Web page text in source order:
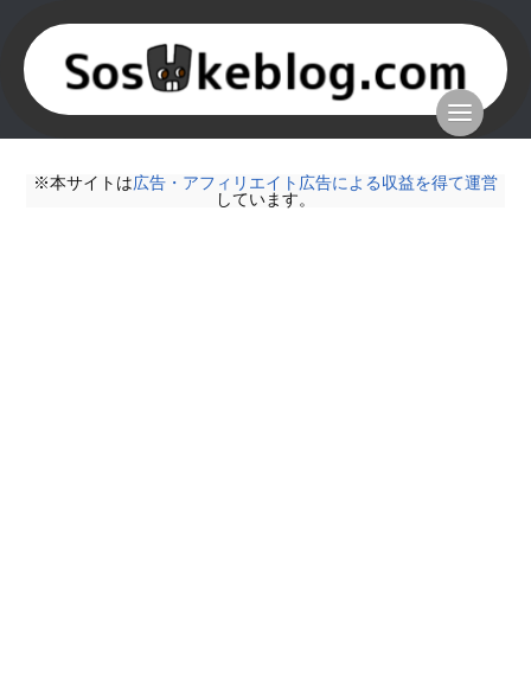
※本サイトは広告・アフィリエイト広告による収益を得て運営
しています。